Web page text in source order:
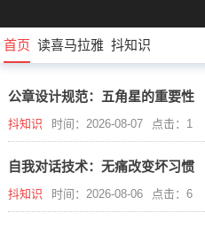
首页 读喜马拉雅 抖知识
公章设计规范：五角星的重要性
抖知识 时间：2026-08-07 点击：1
自我对话技术：无痛改变坏习惯
抖知识 时间：2026-08-06 点击：6